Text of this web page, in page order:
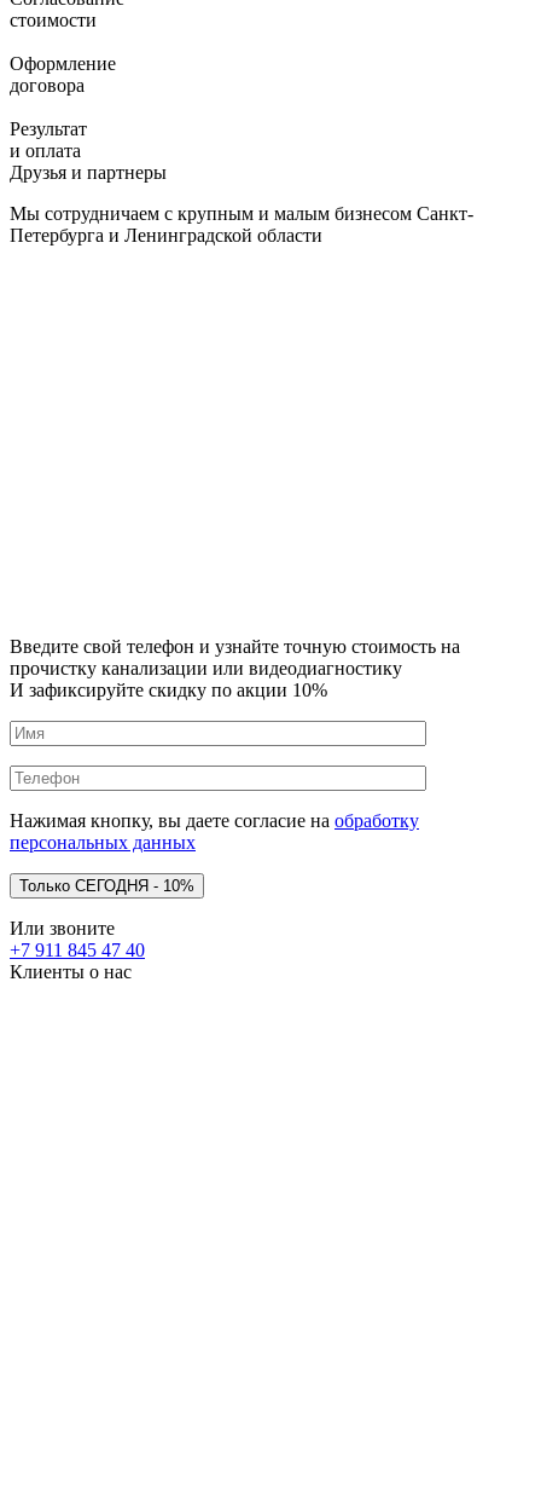
стоимости
Оформление
договора
Результат
и оплата
Друзья и партнеры
Мы сотрудничаем с крупным и малым бизнесом Санкт-
Петербурга и Ленинградской области
Введите свой телефон и узнайте точную стоимость на
прочистку канализации или видеодиагностику
И зафиксируйте скидку по акции 10%
Нажимая кнопку, вы даете согласие на обработку
персональных данных
Или звоните
+7 911 845 47 40
Клиенты о нас